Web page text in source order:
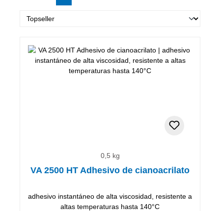
0,5 kg
VA 2500 HT Adhesivo de cianoacrilato
adhesivo instantáneo de alta viscosidad, resistente a
altas temperaturas hasta 140°C